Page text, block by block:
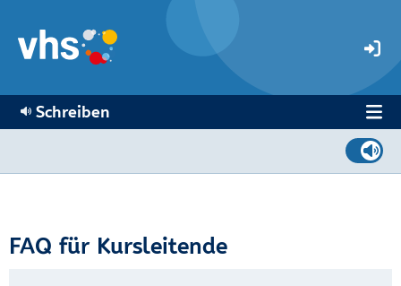
Schreiben
FAQ für Kursleitende